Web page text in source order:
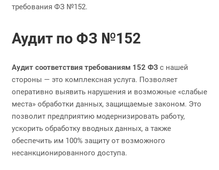
требования ФЗ №152.
Аудит по ФЗ №152
Аудит соответствия требованиям 152 ФЗ с нашей
стороны — это комплексная услуга. Позволяет
оперативно выявить нарушения и возможные «слабые
места» обработки данных, защищаемые законом. Это
позволит предприятию модернизировать работу,
ускорить обработку вводных данных, а также
обеспечить им 100% защиту от возможного
несанкционированного доступа.